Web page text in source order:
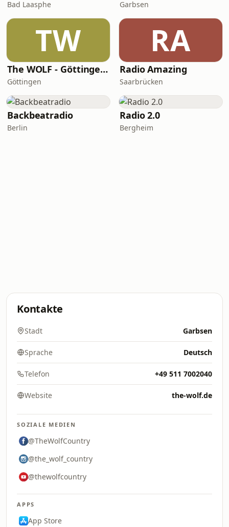
Bad Laasphe Garbsen
TW
The WOLF - Göttingen / Harz
Göttingen
RA
Radio Amazing
Saarbrücken
Backbeatradio
Berlin
Radio 2.0
Bergheim
Kontakte
Stadt Garbsen
Sprache Deutsch
Telefon +49 511 7002040
Website the-wolf.de
SOZIALE MEDIEN
@TheWolfCountry
@the_wolf_country
@thewolfcountry
APPS
App Store